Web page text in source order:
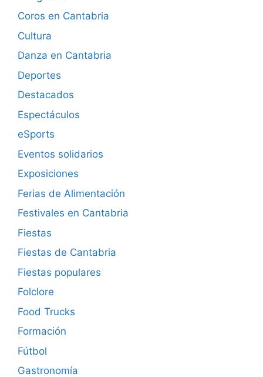
Coros en Cantabria
Cultura
Danza en Cantabria
Deportes
Destacados
Espectáculos
eSports
Eventos solidarios
Exposiciones
Ferias de Alimentación
Festivales en Cantabria
Fiestas
Fiestas de Cantabria
Fiestas populares
Folclore
Food Trucks
Formación
Fútbol
Gastronomía